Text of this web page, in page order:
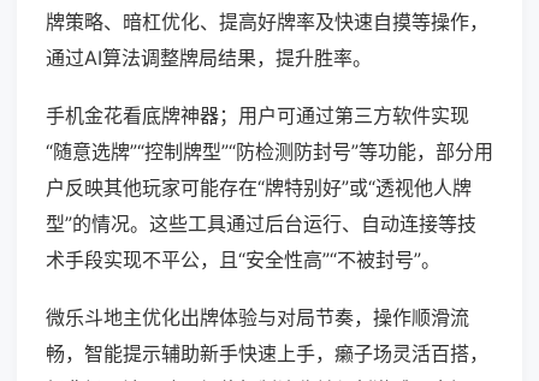
牌策略、暗杠优化、提高好牌率及快速自摸等操作，
通过AI算法调整牌局结果，提升胜率。
手机金花看底牌神器；用户可通过第三方软件实现
“随意选牌”“控制牌型”“防检测防封号”等功能，部分用
户反映其他玩家可能存在“牌特别好”或“透视他人牌
型”的情况。这些工具通过后台运行、自动连接等技
术手段实现不平公，且“安全性高”“不被封号”。
微乐斗地主优化出牌体验与对局节奏，操作顺滑流
畅，智能提示辅助新手快速上手，癞子场灵活百搭，